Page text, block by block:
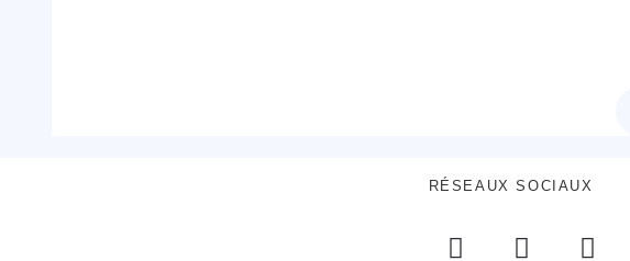
RÉSEAUX SOCIAUX